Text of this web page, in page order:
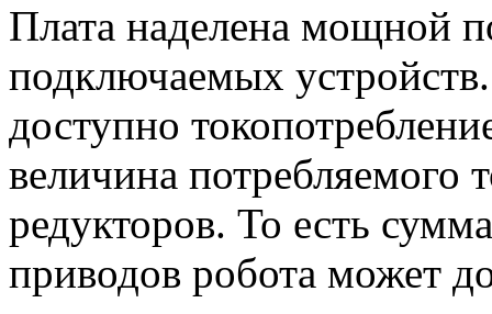
Плата наделена мощной
подключаемых
доступно
величина потребляемого
редукторов. То есть
приводов робота может